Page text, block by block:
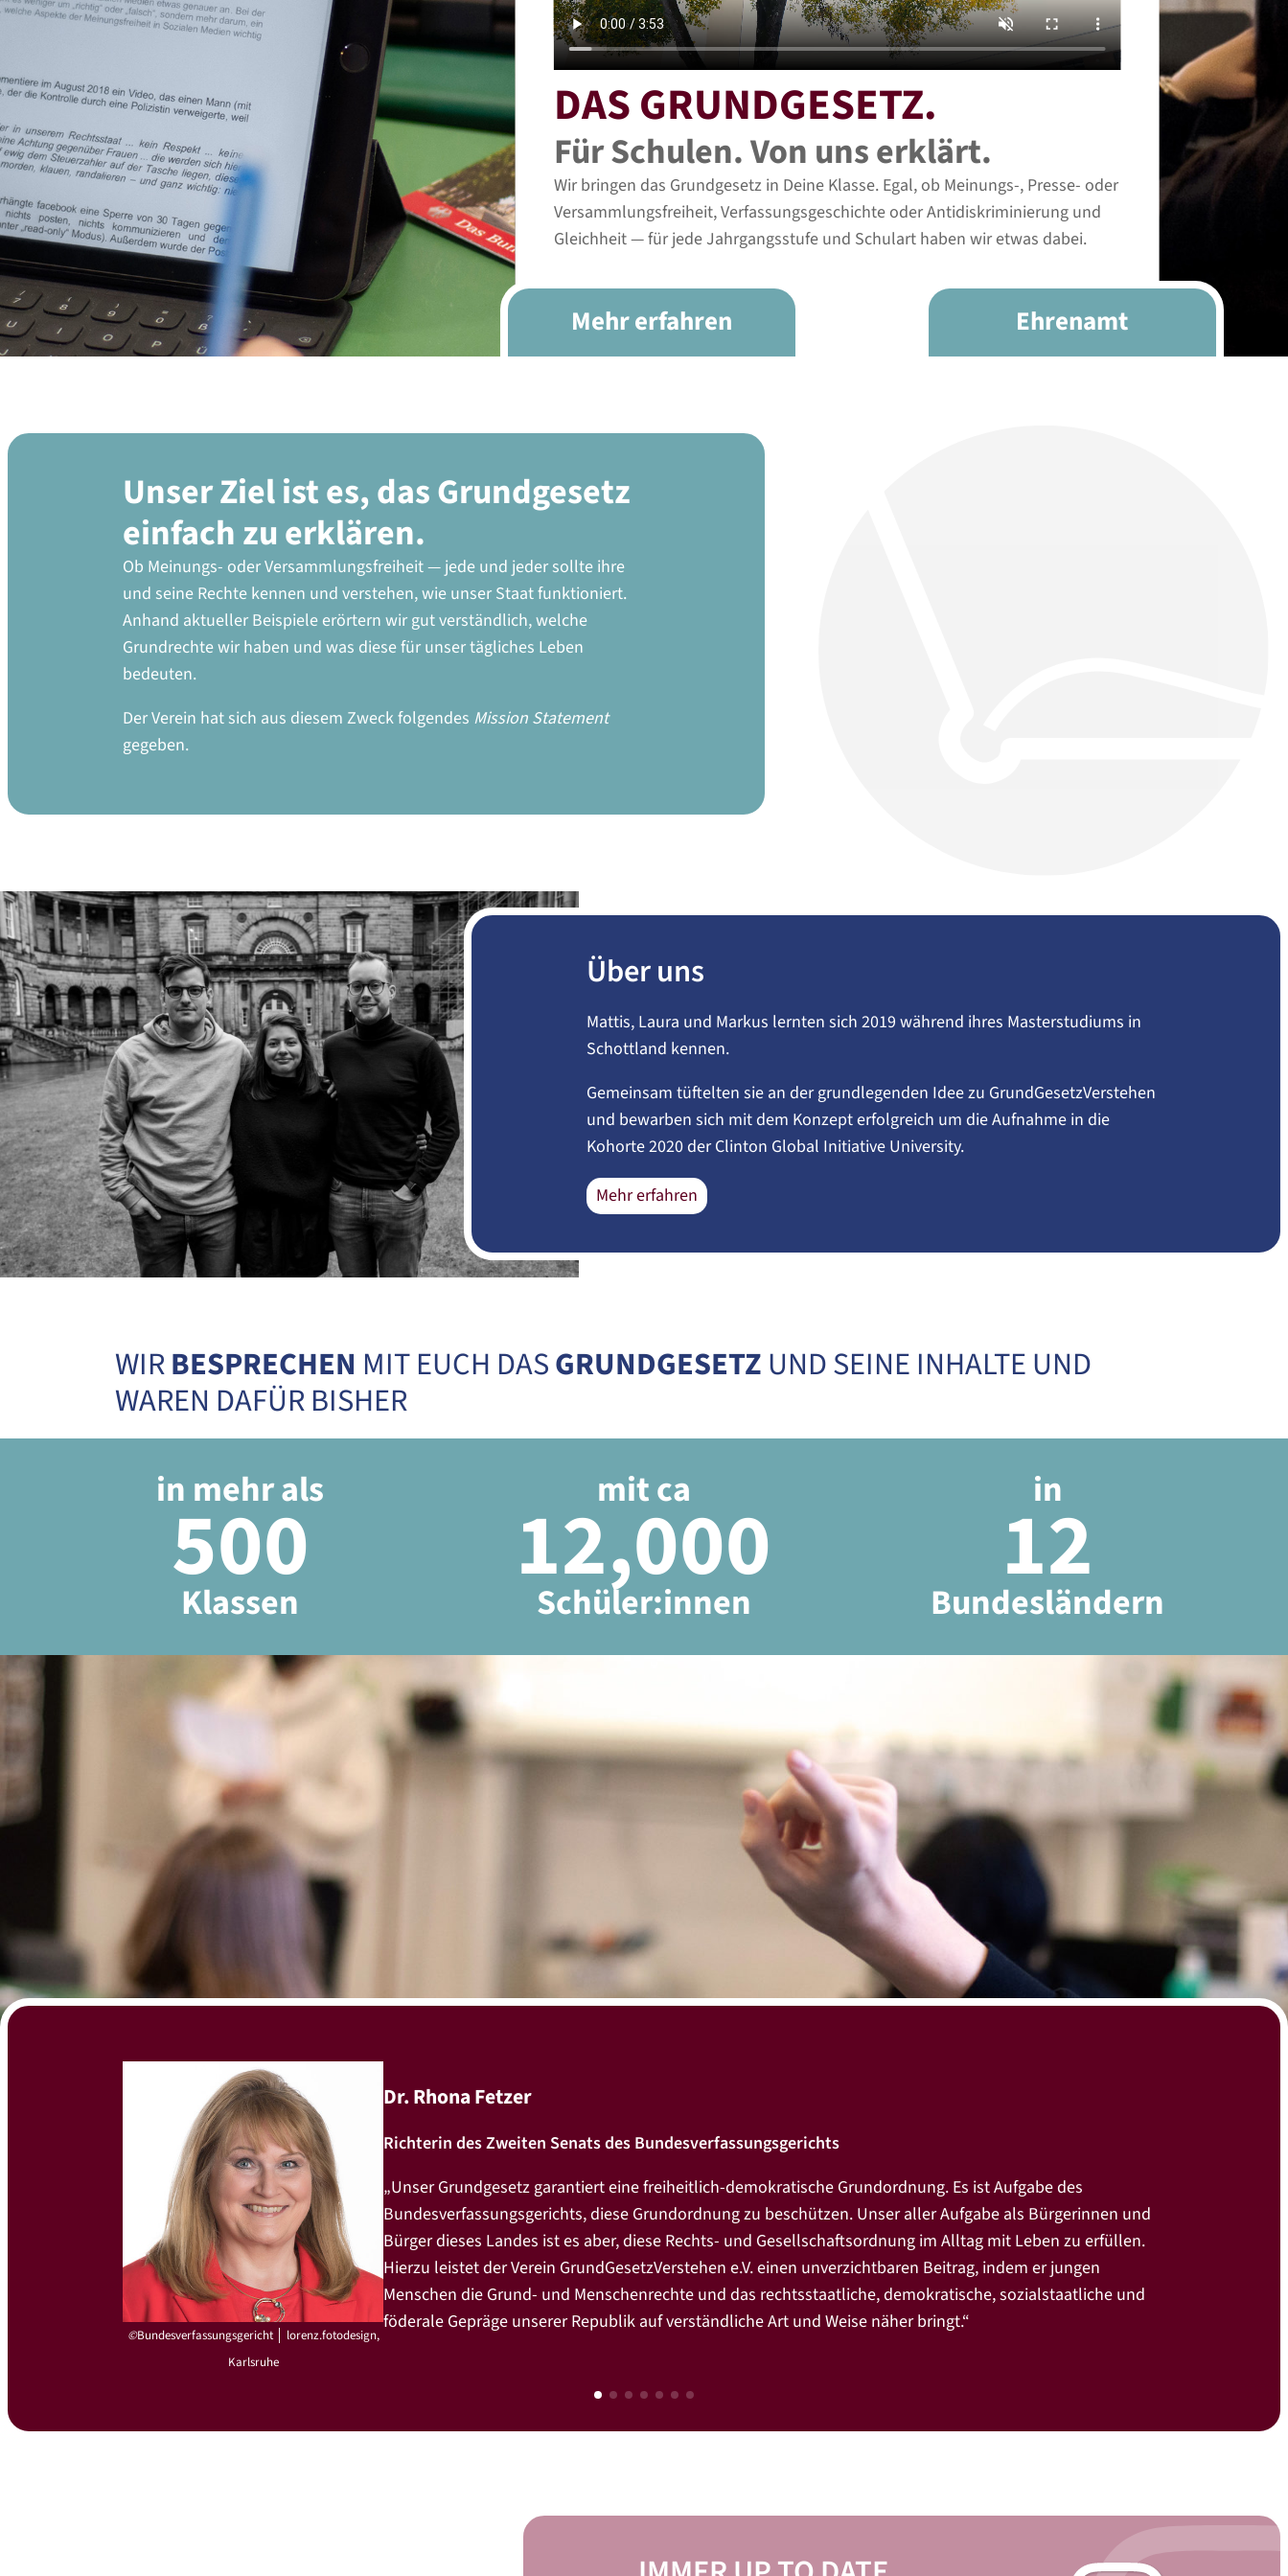
DAS GRUNDGESETZ.
Für Schulen.Von uns erklärt.
Wir bringen das Grundgesetz in Deine Klasse. Egal, ob Meinungs-, Presse- oder
Versammlungsfreiheit, Verfassungsgeschichte oder Antidiskriminierung und
Gleichheit — für jede Jahrgangsstufe und Schulart haben wir etwas dabei.
Mehr erfahren Ehrenamt
Unser Ziel ist es, das Grundgesetz
einfach zu erklären.
Ob Meinungs- oder Versammlungsfreiheit — jede und jeder sollte ihre
und seine Rechte kennen und verstehen, wie unser Staat funktioniert.
Anhand aktueller Beispiele erörtern wir gut verständlich, welche
Grundrechte wir haben und was diese für unser tägliches Leben
bedeuten.
Der Verein hat sich aus diesem Zweck folgendes Mission Statement
gegeben.
Über uns
Mattis, Laura und Markus lernten sich 2019 während ihres Masterstudiums in
Schottland kennen.
Gemeinsam tüftelten sie an der grundlegenden Idee zu GrundGesetzVerstehen
und bewarben sich mit dem Konzept erfolgreich um die Aufnahme in die
Kohorte 2020 der Clinton Global Initiative University.
Mehr erfahren
WIRBESPRECHEN MIT EUCH DASGRUNDGESETZUND SEINE INHALTE UND
WAREN DAFÜR BISHER
in mehr als
500
Klassen
mit ca
12,000
Schüler:innen
in
12
Bundesländern
©Bundesverfassungsgericht │ lorenz.fotodesign,
Karlsruhe
Dr. Rhona Fetzer
Richterin des Zweiten Senats des Bundesverfassungsgerichts
„Unser Grundgesetz garantiert eine freiheitlich-demokratische Grundordnung. Es ist Aufgabe des
Bundesverfassungsgerichts, diese Grundordnung zu beschützen. Unser aller Aufgabe als Bürgerinnen und
Bürger dieses Landes ist es aber, diese Rechts- und Gesellschaftsordnung im Alltag mit Leben zu erfüllen.
Hierzu leistet der Verein GrundGesetzVerstehen e.V. einen unverzichtbaren Beitrag, indem er jungen
Menschen die Grund- und Menschenrechte und das rechtsstaatliche, demokratische, sozialstaatliche und
föderale Gepräge unserer Republik auf verständliche Art und Weise näher bringt.“